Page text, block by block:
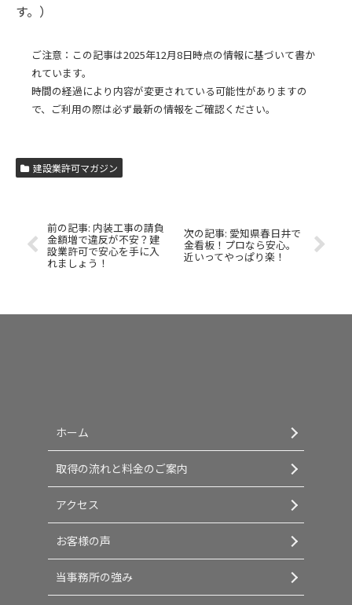
す。）
ご注意：この記事は2025年12月8日時点の情報に基づいて書か
れています。
時間の経過により内容が変更されている可能性がありますの
で、ご利用の際は必ず最新の情報をご確認ください。
建設業許可マガジン
内装工事の請負
金額増で違反が不安？建
設業許可で安心を手に入
れましょう！
愛知県春日井で
金看板！プロなら安心。
近いってやっぱり楽！
ホーム
取得の流れと料金のご案内
アクセス
お客様の声
当事務所の強み